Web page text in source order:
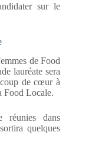
sur le
de Food
lauréate sera
de cœur à
Food Locale.
réunies dans
quelques